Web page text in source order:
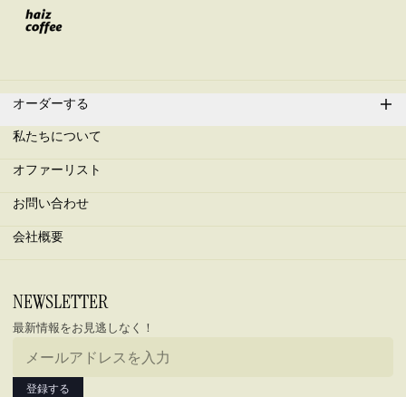
オーダーする
私たちについて
オファーリスト
お問い合わせ
会社概要
NEWSLETTER
最新情報をお見逃しなく！
メールアドレス
登録する